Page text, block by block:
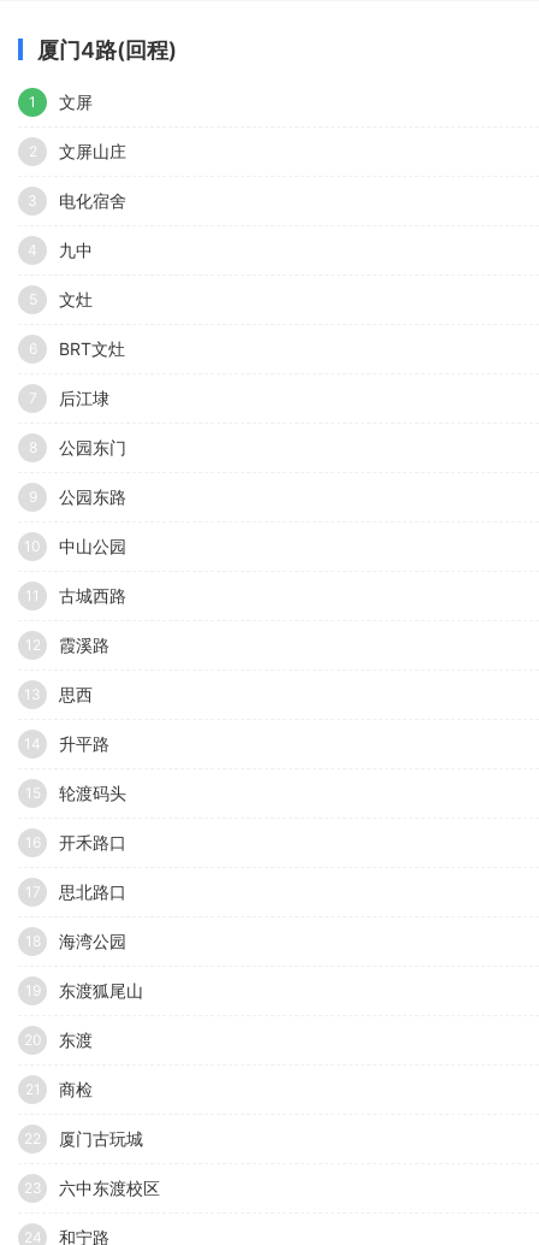
厦门4路(回程)
1 文屏
2 文屏山庄
3 电化宿舍
4 九中
5 文灶
6 BRT文灶
7 后江埭
8 公园东门
9 公园东路
10 中山公园
11 古城西路
12 霞溪路
13 思西
14 升平路
15 轮渡码头
16 开禾路口
17 思北路口
18 海湾公园
19 东渡狐尾山
20 东渡
21 商检
22 厦门古玩城
23 六中东渡校区
24 和宁路